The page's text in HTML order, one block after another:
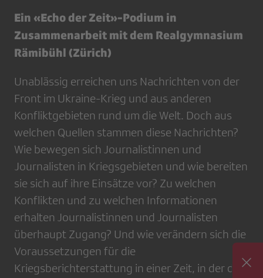
Ein «Echo der Zeit»-Podium in
Zusammenarbeit mit dem Realgymnasium
Rämibühl (Zürich)
Unablässig erreichen uns Nachrichten von der
Front im Ukraine-Krieg und aus anderen
Konfliktgebieten rund um die Welt. Doch aus
welchen Quellen stammen diese Nachrichten?
Wie bewegen sich Journalistinnen und
Journalisten in Kriegsgebieten und wie bereiten
sie sich auf ihre Einsätze vor? Zu welchen
Konflikten und zu welchen Informationen
erhalten Journalistinnen und Journalisten
überhaupt Zugang? Und wie verändern sich die
Voraussetzungen für die
Kriegsberichterstattung in einer Zeit, in der die